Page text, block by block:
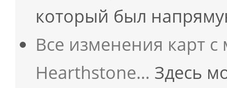
который был
Все изменения карт
Hearthstone… Здесь